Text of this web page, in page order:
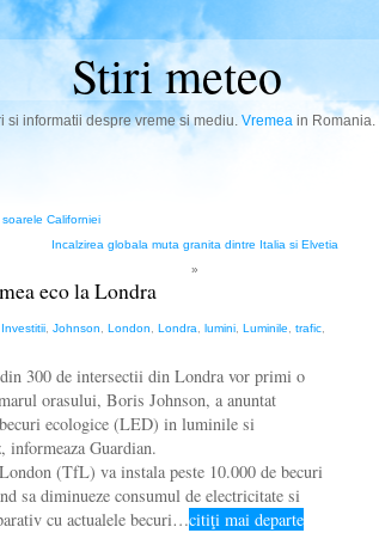
Stiri meteo
si informatii despre vreme si mediu. Vremeain Romania.
Californiei
Incalzirea globala muta granita dintre Italia si Elvetia
»
eco la Londra
Investitii Johnson London Londra lumini Luminile trafic
300 de intersectii din Londra vor primi o
orasului, Boris Johnson, a anuntat
ecologice (LED) in luminile si
informeaza Guardian.
(TfL) va instala peste 10.000 de becuri
sa diminueze consumul de electricitate si
cu actualele becuri…citiţi mai departe